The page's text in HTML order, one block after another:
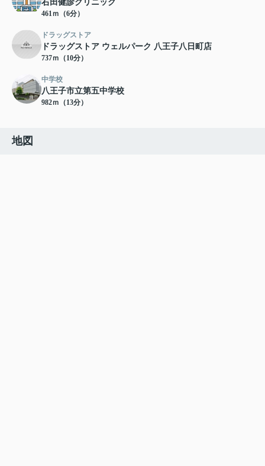
右田健診クリニック
461ｍ（6分）
ドラッグストア
ドラッグストア ウェルパーク 八王子八日町店
737ｍ（10分）
中学校
八王子市立第五中学校
982ｍ（13分）
地図